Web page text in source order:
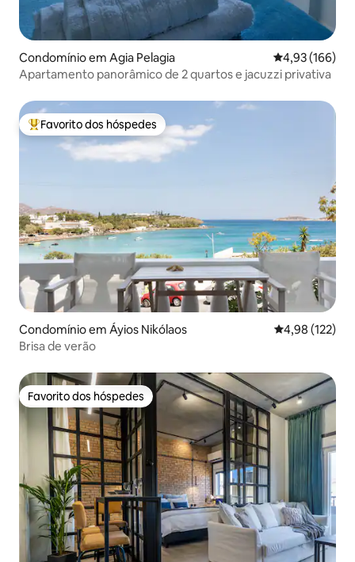
Condomínio em Agia Pelagia Classificação
4,93 (166)
Apartamento panorâmico de 2 quartos e jacuzzi privativa
Favoritos dos hóspedes mais apreciados
Favorito dos hóspedes
Condomínio em Áyios Nikólaos Classificação
4,98 (122)
Brisa de verão
Favorito dos hóspedes
Favorito dos hóspedes